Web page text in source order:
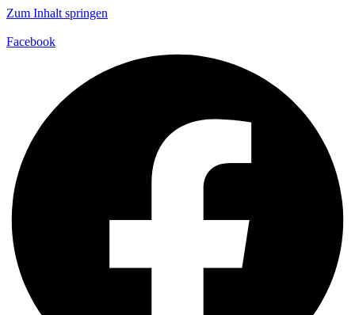
Zum Inhalt springen
Facebook